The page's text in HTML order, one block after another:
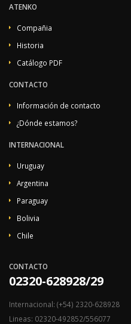
ATENKO
Compañia
Historia
Catálogo PDF
CONTACTO
Información de contacto
¿Dónde estamos?
INTERNACIONAL
Uruguay
Argentina
Paraguay
Bolivia
Chile
CONTACTO
02320-628928/29
Internacional: (+54) 2320-628928
Lineas: 02320-492852/556077